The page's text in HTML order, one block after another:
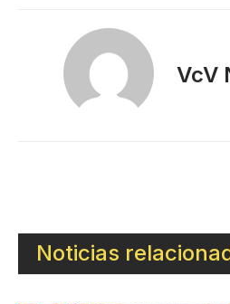
VcV
Noticias